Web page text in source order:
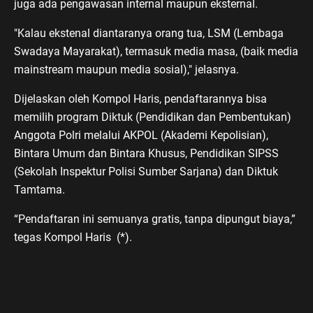
juga ada pengawasan internal maupun eksternal.
"Kalau ekstenal diantaranya orang tua, LSM (Lembaga
Swadaya Mayarakat), termasuk media masa, (baik media
mainstream maupun media sosial)," jelasnya.
Dijelaskan oleh Kompol Haris, pendaftarannya bisa
memilih program Diktuk (Pendidikan dan Pembentukan)
Anggota Polri melalui AKPOL (Akademi Kepolisian),
Bintara Umum dan Bintara Khusus, Pendidikan SIPSS
(Sekolah Inspektur Polisi Sumber Sarjana) dan Diktuk
Tamtama.
“Pendaftaran ini semuanya gratis, tanpa dipungut biaya,”
tegas Kompol Haris (*).